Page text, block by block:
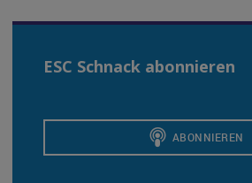
ESC Schnack abonnieren